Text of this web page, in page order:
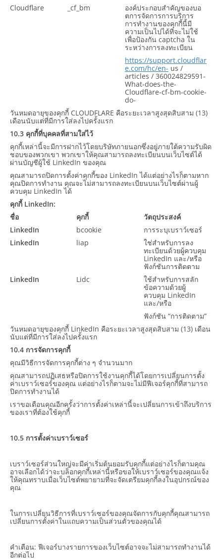
Cloudflare
_cf_bm
องค์ประกอบสำคัญของบอ
ตการจัดการการบริการ
การทำงานของคุกกี้นี้มี
ความเป็นไปได้ที่จะไม่ใช้
เพื่อป้องกัน captcha ใน
ระหว่างการลงทะเบียน
https://support.cloudflar
e.com/hc/en- us /
articles / 360024829591-
What-does-the-
Cloudflare-cf-bm-cookie-
do-
วันหมดอายุของคุกกี้ CLOUDFLARE คือระยะเวลาสูงสุดสิบสาม (13)
เดือนนับแต่ที่มีการใส่ลงไปครั้งแรก
10.3 คุกกี้ที่บุคคลที่สามใส่ไว้
คุกกี้เหล่านี้จะมีการฝากไว้โดยบริษัทภายนอกซึ่งอยู่ภายใต้ความรับผิด
ชอบของพวกเขา พวกเขาให้คุณสามารถลงทะเบียนบนเว็บไซต์ได้
ผ่านบัญชีผู้ใช้ LinkedIn ของคุณ
คุณสามารถปิดการตั้งค่าคุกกี้ของ LinkedIn ได้แต่อย่างไรก็ตามหาก
คุณปิดการทำงาน คุณจะไม่สามารถลงทะเบียนบนเว็บไซต์ผ่านผู้
ควบคุม LinkedIn ได้
คุกกี้ LinkedIn:
ชื่อ
คุกกี้
วัตถุประสงค์
LinkedIn
bcookie
การระบุเบราว์เซอร์
LinkedIn
liap
ใช่สำหรับการลง
ทะเบียนด้วยผู้ควบคุม
LinkedIn และ/หรือ
ฟังก์ชันการติดตาม
LinkedIn
Lidc
ใช้สำหรับการสลัก
ข้อความด้วยผู้
ควบคุม LinkedIn
และ/หรือ
ฟังก์ชัน “การติดตาม”
วันหมดอายุของคุกกี้ LinkedIn คือระยะเวลาสูงสุดสิบสาม (13) เดือน
นับแต่ที่มีการใส่ลงไปครั้งแรก
10.4 การจัดการคุกกี้
คุณมีวิธีการจัดการคุกกี้ต่าง ๆ จำนวนมาก
คุณสามารถปฏิเสธหรือปิดการใช้งานคุกกี้ได้โดยการเปลี่ยนการตั้ง
ค่าเบราว์เซอร์ของคุณ แต่อย่างไรก็ตามจะไม่มีฟีเจอร์คุกกี้ที่สามารถ
ปิดการทำงานได้
เราขอเตือนคุณอีกครั้งว่าการตั้งค่าเหล่านี้จะเปลี่ยนการเข้าถึงบริการ
ของเราที่ต้องใช้คุกกี้
10.5 การตั้งค่าเบราว์เซอร์
เบราว์เซอร์ส่วนใหญ่จะมีค่าเริ่มต้นยอมรับคุกกี้แต่อย่างไรก็ตามคุณ
อาจเลือกได้ว่าจะบล็อกคุกกี้เหล่านี้หรือขอให้เบราว์เซอร์ของคุณแจ้ง
ให้คุณทราบเมื่อเว็บไซต์พยายามที่จะจัดเตรียมคุกกี้ลงในอุปกรณ์ของ
คุณ
ในการเปลี่ยนวิธีการที่เบราว์เซอร์ของคุณจัดการกับคุกกี้คุณสามารถ
เปลี่ยนการตั้งค่าในแถบความเป็นส่วนตัวของคุณได้
คำเตือน: ฟีเจอร์บางรายการของเว็บไซต์อาจจะไม่สามารถทำงานได้
อีกต่อไป